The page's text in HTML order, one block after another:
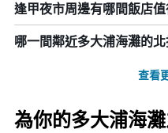
逢甲夜市周邊有哪間飯店值
哪一間鄰近多大浦海灘的
查看
為你的多大浦海